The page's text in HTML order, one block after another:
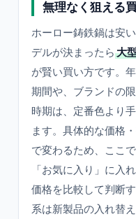
無理なく狙える
ホーロー鋳鉄鍋は安
デルが決まったら 大
が賢い買い方です。
期間や、ブランドの
時期は、定番色より
ます。具体的な価格
で変わるため、ここ
「お気に入り」に入
価格を比較して判断
系は新製品の入れ替